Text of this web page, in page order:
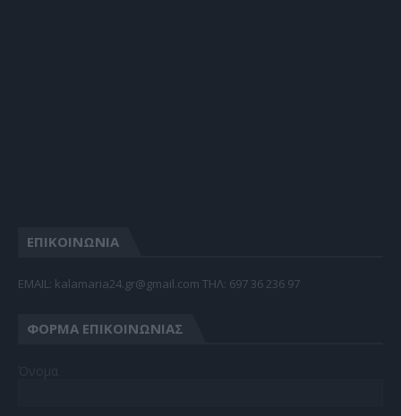
ΕΠΙΚΟΙΝΩΝΙΑ
EMAIL: kalamaria24.gr@gmail.com TΗΛ: 697 36 236 97
ΦΌΡΜΑ ΕΠΙΚΟΙΝΩΝΊΑΣ